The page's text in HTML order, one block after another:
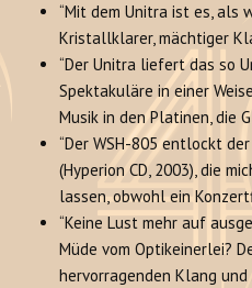
“Mit dem Unitra ist es, als
Kristallklarer, mächtiger
“Der Unitra liefert das so
Spektakuläre in einer
Musik in den Platinen, die
“Der WSH-805 entlockt
(Hyperion CD, 2003), die
lassen, obwohl ein
“Keine Lust mehr auf
Müde vom Optikeinerlei?
hervorragenden Klang